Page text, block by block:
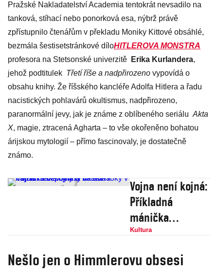
Pražské Nakladatelství Academia tentokrát nevsadilo na
tanková, stíhací nebo ponorková esa, nýbrž právě
zpřístupnilo čtenářům v překladu Moniky Kittové obsáhlé,
bezmála šestisetstránkové díloHITLEROVA MONSTRA
profesora na Stetsonské univerzitě
Erika Kurlandera,
jehož podtitulek Třetí říše a nadpřirozeno vypovídá o
obsahu knihy. Že říšského kancléře Adolfa Hitlera a řadu
nacistických pohlavárů okultismus, nadpřirozeno,
paranormální jevy, jak je známe z oblíbeného seriálu Akta
X, magie, ztracená Agharta – to vše okořeněno bohatou
árijskou mytologií – přímo fascinovaly, je dostatečně
známo.
Vojna není kojná:
Příkladná
mánička
vzpomíná na dva
Jaké byly ty
Kultura
Nešlo jen o Himmlerovu obsesi